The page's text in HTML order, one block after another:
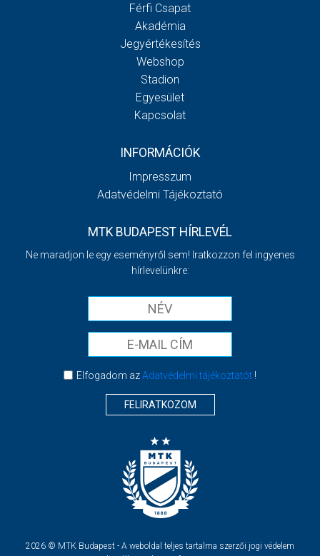
Férfi Csapat
Akadémia
Jegyértékesítés
Webshop
Stadion
Egyesület
Kapcsolat
INFORMÁCIÓK
Impresszum
Adatvédelmi Tájékoztató
MTK BUDAPEST HÍRLEVÉL
Ne maradjon le egy eseményről sem! Iratkozzon fel ingyenes
hírlevelünkre:
Elfogadom azAdatvédelmi tájékoztatót!
FELIRATKOZOM
2026 © MTK Budapest - A weboldal teljes tartalma szerzői jogi védelem